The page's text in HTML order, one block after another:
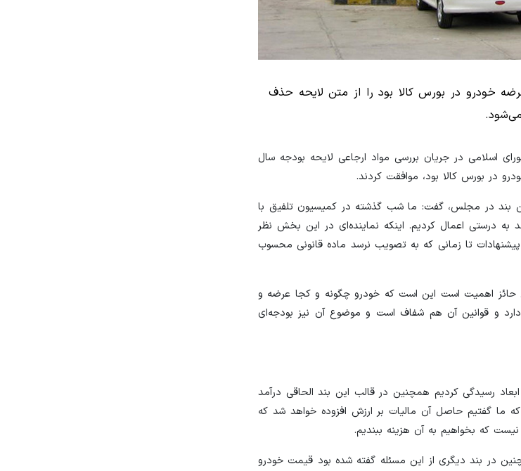
مجلس بند الحاقی ۱۳ تبصره ۶ که مربوط به عرضه خودرو در بورس کالا بود را از متن لایحه حذف
صبح امروز (سه شنبه، ۱۶ اسفندماه) مجلس شورای اسلامی در جریان بررسی مواد ارجاعی لایحه بودجه سال
تلفیق لایحه بودجه سال ۱۴۰۲ در جریان بررسی این بند در مجلس، گفت: ما شب گذشته در کمیسیون تلفیق با
به درستی اعمال کردیم. اینکه نماینده‌ای در این بخش نظر
تا زمانی که به تصویب نرسد ماده قانونی محسوب
نکته‌ای که در این بخش حائز اهمیت است این است که خودرو چگونه و کجا عرضه و
و قوانین آن هم شفاف است و موضوع آن نیز بودجه‌ای
رسیدگی کردیم همچنین در قالب این بند الحاقی درآمد
ما گفتیم حاصل آن مالیات بر ارزش افزوده خواهد شد که
که بخواهیم به آن هزینه ببندیم.
در بند دیگری از این مسئله گفته شده بود قیمت خودرو